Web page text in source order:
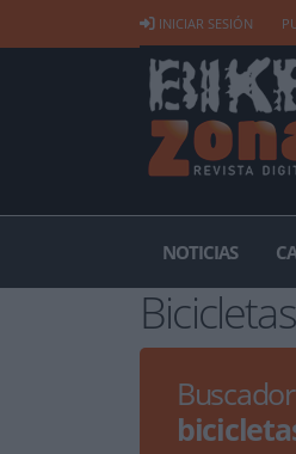
INICIAR SESIÓN
NOTICIAS
Bicicletas